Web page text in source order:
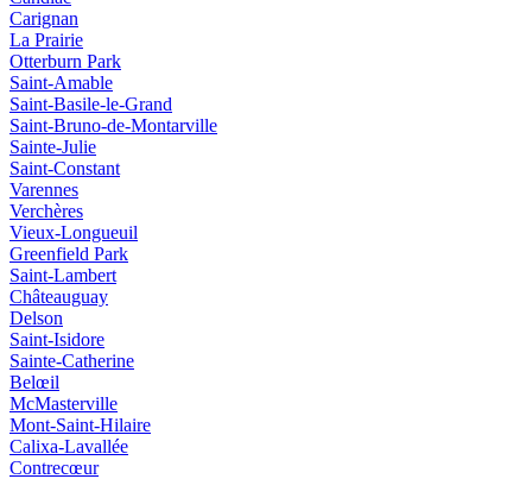
Carignan
La Prairie
Otterburn Park
Saint-Amable
Saint-Basile-le-Grand
Saint-Bruno-de-Montarville
Sainte-Julie
Saint-Constant
Varennes
Verchères
Vieux‑Longueuil
Greenfield Park
Saint‑Lambert
Châteauguay
Delson
Saint‑Isidore
Sainte‑Catherine
Belœil
McMasterville
Mont‑Saint‑Hilaire
Calixa‑Lavallée
Contrecœur